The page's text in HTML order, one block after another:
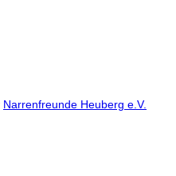
Narrenfreunde Heuberg e.V.